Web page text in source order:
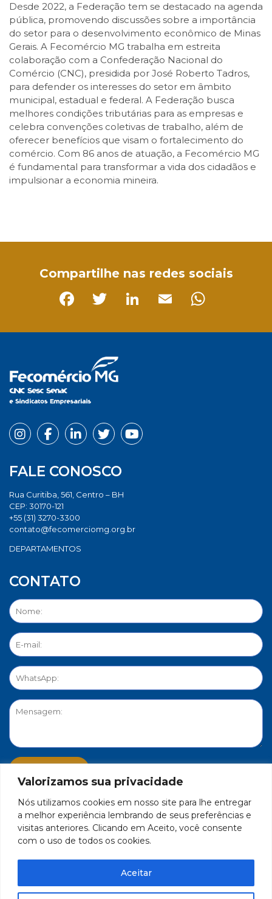
Valorizamos sua privacidade
Nós utilizamos cookies em nosso site para lhe entregar
a melhor experiência lembrando de seus preferências e
visitas anteriores. Clicando em Aceito, você consente
com o uso de todos os cookies.
Aceitar
Desde 2022, a Federação tem se destacado na agenda
pública, promovendo discussões sobre a importância
do setor para o desenvolvimento econômico de Minas
Gerais. A Fecomércio MG trabalha em estreita
colaboração com a Confederação Nacional do
Comércio (CNC), presidida por José Roberto Tadros,
para defender os interesses do setor em âmbito
municipal, estadual e federal. A Federação busca
melhores condições tributárias para as empresas e
celebra convenções coletivas de trabalho, além de
oferecer benefícios que visam o fortalecimento do
comércio. Com 86 anos de atuação, a Fecomércio MG
é fundamental para transformar a vida dos cidadãos e
impulsionar a economia mineira.
Compartilhe nas redes sociais
FALE CONOSCO
Rua Curitiba, 561, Centro – BH
CEP: 30170-121
+55 (31) 3270-3300
contato@fecomerciomg.org.br
DEPARTAMENTOS
CONTATO
PORTAL DE PRIVACIDADE
17.271.982/0001-59